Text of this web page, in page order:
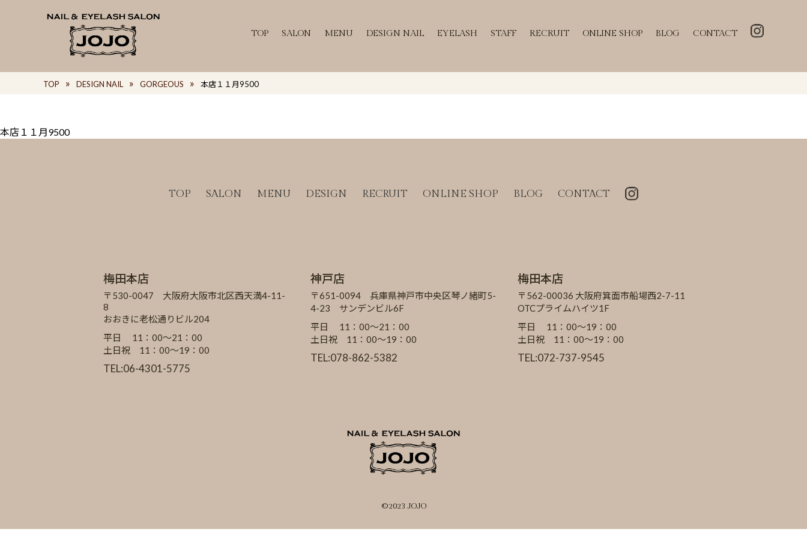
TOP SALON MENU DESIGN NAIL EYELASH STAFF RECRUIT ONLINE SHOP BLOG CONTACT
TOP DESIGN NAIL GORGEOUS 本店１１月9500
本店１１月9500
TOP SALON MENU DESIGN RECRUIT ONLINE SHOP BLOG CONTACT
梅田本店
〒530-0047 大阪府大阪市北区西天満4-11-
8
おおきに老松通りビル204
平日 11：00～21：00
土日祝 11：00～19：00
TEL:06-4301-5775
神戸店
〒651-0094 兵庫県神戸市中央区琴ノ緒町5-
4-23 サンデンビル6F
平日 11：00～21：00
土日祝 11：00～19：00
TEL:078-862-5382
梅田本店
〒562-00036 大阪府箕面市船場西2-7-11
OTCプライムハイツ1F
平日 11：00～19：00
土日祝 11：00～19：00
TEL:072-737-9545
©2023 JOJO